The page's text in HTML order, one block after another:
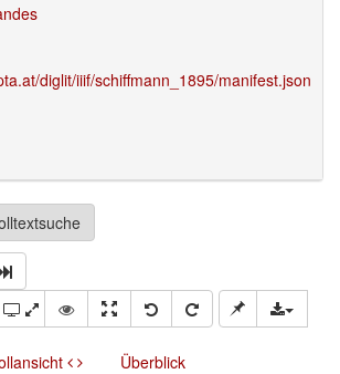
diglit/iiif/schiffmann_1895/manifest.json
Überblick